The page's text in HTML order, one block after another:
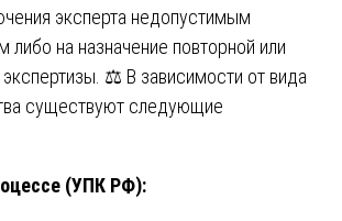
эксперта недопустимым
либо на назначение повторной или
экспертизы. ⚖️ В зависимости от вида
существуют следующие
(УПК РФ):